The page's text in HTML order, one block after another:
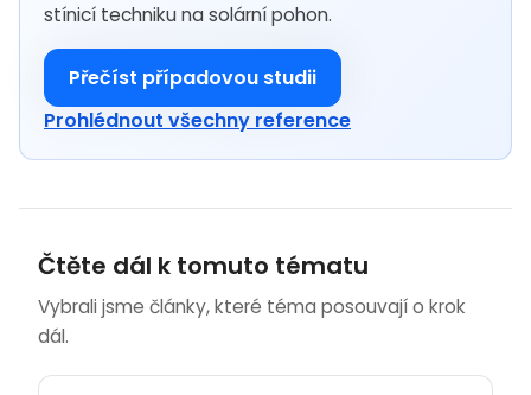
stínicí techniku na solární pohon.
Přečíst případovou studii
Prohlédnout všechny reference
Čtěte dál k tomuto tématu
Vybrali jsme články, které téma posouvají o krok
dál.